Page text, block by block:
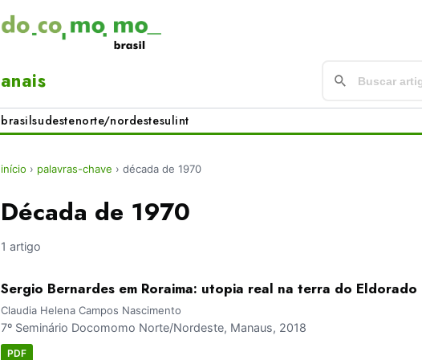
anais
brasilsudestenorte/nordestesulint
início › palavras-chave › década de 1970
Década de 1970
1 artigo
Sergio Bernardes em Roraima: utopia real na terra do Eldorado
Claudia Helena Campos Nascimento
7º Seminário Docomomo Norte/Nordeste, Manaus, 2018
PDF